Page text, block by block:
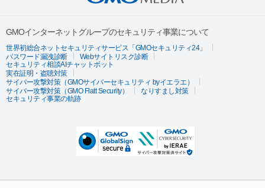
GMOインターネットグループのセキュリティ事業について
世界初総合ネットセキュリティサービス「GMOセキュリティ24」
パスワード漏洩診断
Webサイトリスク診断
セキュリティ相談AIチャットボット
実在証明・盗聴対策
サイバー攻撃対策（GMOサイバーセキュリティ byイエラエ）
サイバー攻撃対策（GMO Flatt Security）
なりすまし対策
セキュリティ事業の軌跡